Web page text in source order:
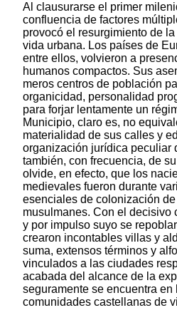
Al clausurarse el primer
confluencia de factores
provocó el resurgimiento de
vida urbana. Los países de
entre ellos, volvieron a
humanos compactos. Sus
meros centros de población
organicidad, personalidad
para forjar lentamente un
Municipio, claro es, no
materialidad de sus calles y
organización jurídica peculiar
también, con frecuencia, de
olvide, en efecto, que los
medievales fueron durante
esenciales de colonización
musulmanes. Con el decisivo
y por impulso suyo se
crearon incontables villas y
suma, extensos términos y
vinculados a las ciudades
acabada del alcance de la
seguramente se encuentra en
comunidades castellanas de